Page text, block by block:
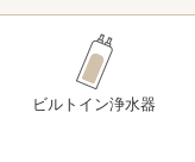
ビルトイン浄水器